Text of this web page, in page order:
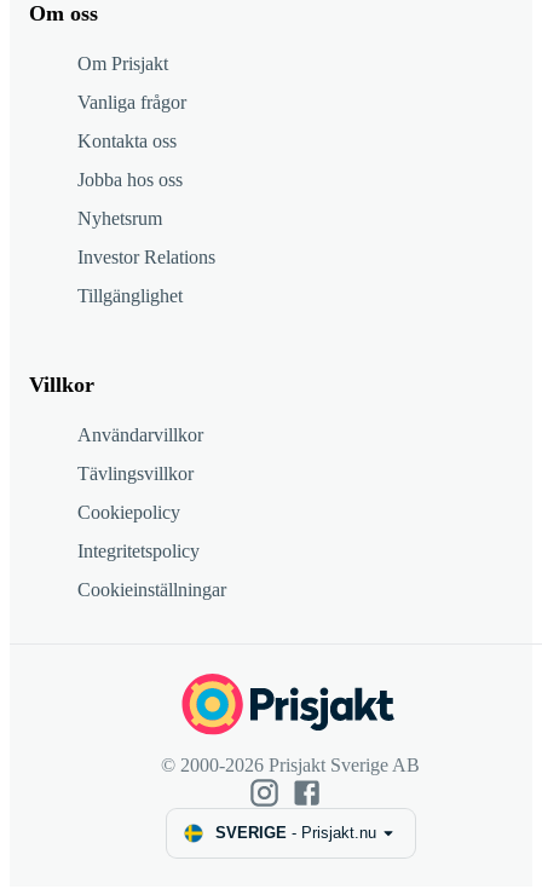
Om oss
Om Prisjakt
Vanliga frågor
Kontakta oss
Jobba hos oss
Nyhetsrum
Investor Relations
Tillgänglighet
Villkor
Användarvillkor
Tävlingsvillkor
Cookiepolicy
Integritetspolicy
Cookieinställningar
© 2000-2026 Prisjakt Sverige AB
SVERIGE- Prisjakt.nu